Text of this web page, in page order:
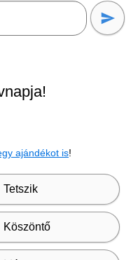
ajándékot is!
Tetszik
Köszöntő